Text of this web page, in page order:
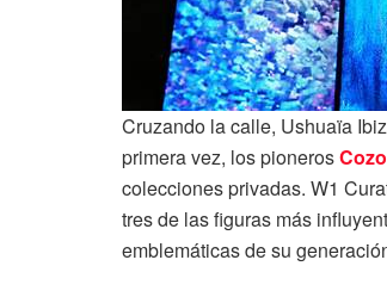
Cruzando la calle, Ushuaïa
primera vez, los pioneros
colecciones privadas. W1
tres de las figuras más
emblemáticas de su